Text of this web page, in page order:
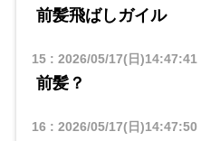
前髪飛ばしガイル
15: 2026/05/17(日)14:47:41
前髪？
16 : 2026/05/17(日)14:47:50